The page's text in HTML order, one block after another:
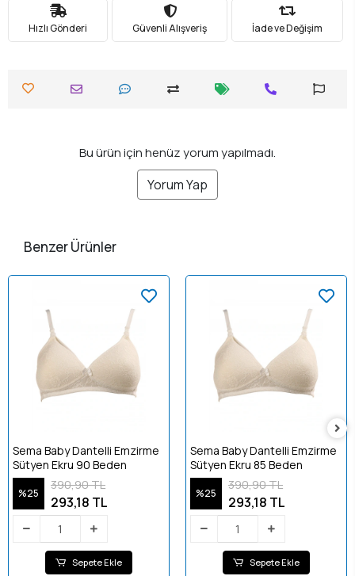
Hızlı Gönderi Güvenli Alışveriş İade ve Değişim
Bu ürün için henüz yorum yapılmadı.
Yorum Yap
Benzer Ürünler
Sema Baby Dantelli Emzirme
Sütyen Ekru 90 Beden
%25
390,90 TL
293,18 TL
Sepete Ekle
Sema Baby Dantelli Emzirme
Sütyen Ekru 85 Beden
%25
390,90 TL
293,18 TL
Sepete Ekle